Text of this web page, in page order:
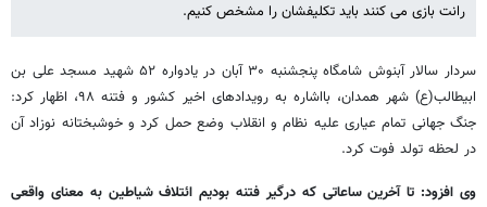
رانت بازی می کنند باید تکلیفشان را مشخص کنیم.
سردار سالار آبنوش شامگاه پنجشنبه ۳۰ آبان در یادواره ۵۲ شهید مسجد علی بن
ابیطالب(ع) شهر همدان، بااشاره به رویدادهای اخیر کشور و فتنه ۹۸، اظهار کرد:
جنگ جهانی تمام عیاری علیه نظام و انقلاب وضع حمل کرد و خوشبختانه نوزاد آن
در لحظه تولد فوت کرد.
وی افزود: تا آخرین ساعاتی که درگیر فتنه بودیم ائتلاف شیاطین به معنای واقعی